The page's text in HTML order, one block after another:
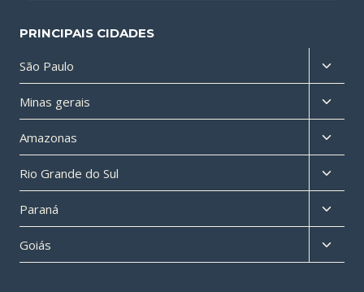
PRINCIPAIS CIDADES
São Paulo
menu
filho
Minas gerais
menu
filho
Amazonas
menu
filho
Rio Grande do Sul
menu
filho
Paraná
menu
filho
Goiás
menu